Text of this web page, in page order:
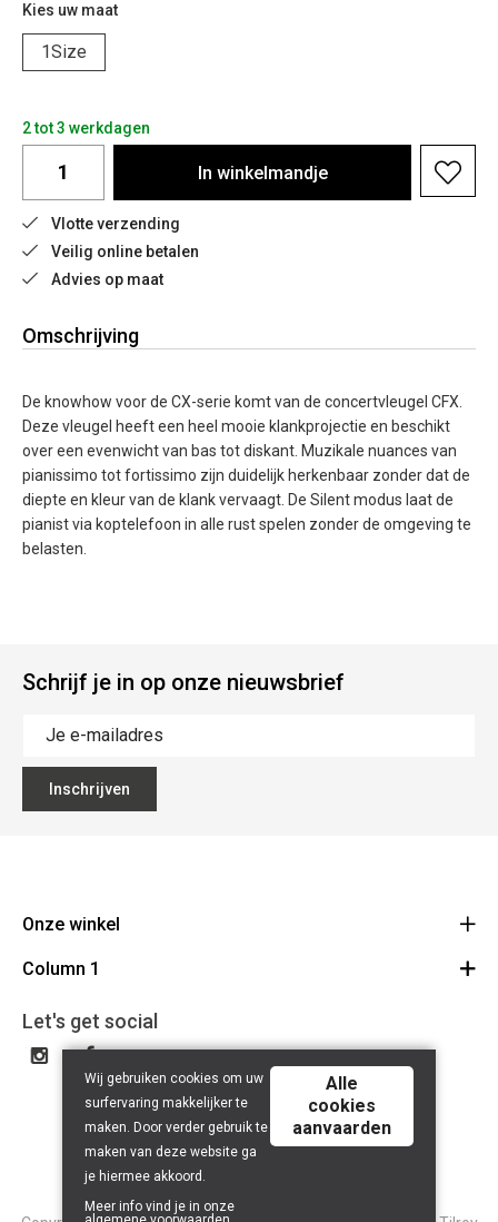
Kies uw maat
1Size
2 tot 3 werkdagen
In winkelmandje
Vlotte verzending
Veilig online betalen
Advies op maat
Omschrijving
De knowhow voor de CX-serie komt van de concertvleugel CFX.
Deze vleugel heeft een heel mooie klankprojectie en beschikt
over een evenwicht van bas tot diskant. Muzikale nuances van
pianissimo tot fortissimo zijn duidelijk herkenbaar zonder dat de
diepte en kleur van de klank vervaagt. De Silent modus laat de
pianist via koptelefoon in alle rust spelen zonder de omgeving te
belasten.
Schrijf je in op onze nieuwsbrief
Inschrijven
Onze winkel
Mallebergplaats 13 - 8000 Brugge
050/33 25 75
BE 0648.822.409
Column 1
Cadeaubon
Let's get social
Wij gebruiken cookies om uw
surfervaring makkelijker te
maken. Door verder gebruik te
maken van deze website ga
je hiermee akkoord.
Meer info vind je in onze
Alle
cookies
aanvaarden